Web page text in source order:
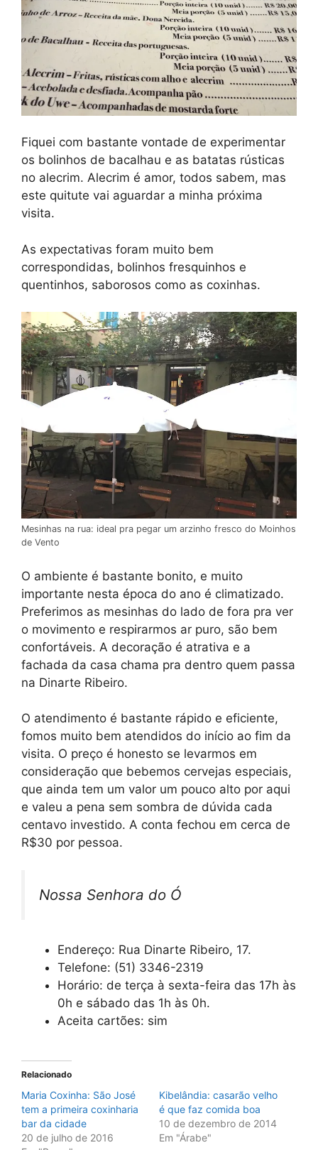
Fiquei com bastante vontade de experimentar
os bolinhos de bacalhau e as batatas rústicas
no alecrim. Alecrim é amor, todos sabem, mas
este quitute vai aguardar a minha próxima
visita.
As expectativas foram muito bem
correspondidas, bolinhos fresquinhos e
quentinhos, saborosos como as coxinhas.
Mesinhas na rua: ideal pra pegar um arzinho fresco do Moinhos
de Vento
O ambiente é bastante bonito, e muito
importante nesta época do ano é climatizado.
Preferimos as mesinhas do lado de fora pra ver
o movimento e respirarmos ar puro, são bem
confortáveis. A decoração é atrativa e a
fachada da casa chama pra dentro quem passa
na Dinarte Ribeiro.
O atendimento é bastante rápido e eficiente,
fomos muito bem atendidos do início ao fim da
visita. O preço é honesto se levarmos em
consideração que bebemos cervejas especiais,
que ainda tem um valor um pouco alto por aqui
e valeu a pena sem sombra de dúvida cada
centavo investido. A conta fechou em cerca de
R$30 por pessoa.
Nossa Senhora do Ó
Endereço: Rua Dinarte Ribeiro, 17.
Telefone: (51) 3346-2319
Horário: de terça à sexta-feira das 17h às
0h e sábado das 1h às 0h.
Aceita cartões: sim
Relacionado
Maria Coxinha: São José
tem a primeira coxinharia
bar da cidade
20 de julho de 2016
Kibelândia: casarão velho
é que faz comida boa
10 de dezembro de 2014
Em "Árabe"